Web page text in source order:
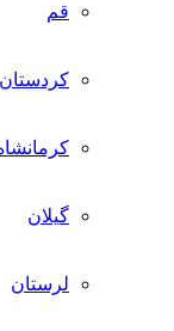
قم
کردستان
گیلان
لرستان